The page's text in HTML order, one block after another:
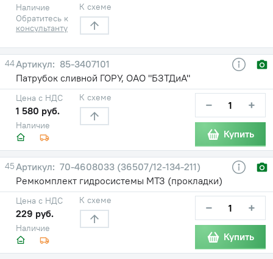
Наличие
Обратитесь к
консультанту
К схеме
44
85-3407101
Патрубок сливной ГОРУ, ОАО "БЗТДиА"
Наличие
Цена с НДС
1 580 руб.
К схеме − +
Купить
45
70-4608033 (36507/12-134-211)
Ремкомплект гидросистемы МТЗ (прокладки)
Наличие
Цена с НДС
229 руб.
К схеме − +
Купить